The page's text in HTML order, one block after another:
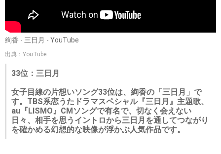
絢香 - 三日月 - YouTube
出典：YouTube
33位：三日月
女子目線の片想いソング33位は、絢香の「三日月」で
す。TBS系恋うたドラマスペシャル『三日月』主題歌、
au『LISMO』CMソングで有名で、切なく会えない
日々、相手を思うイントロから三日月を通してつながり
を確かめる幻想的な映像が浮かぶ人気作品です。